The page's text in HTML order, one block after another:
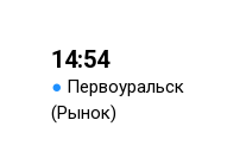
14:54
● Первоуральск
(Рынок)